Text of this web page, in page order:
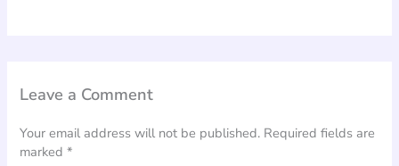
Leave a Comment
Your email address will not be published. Required fields are
marked*